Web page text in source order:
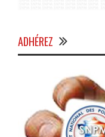
ADHÉREZ